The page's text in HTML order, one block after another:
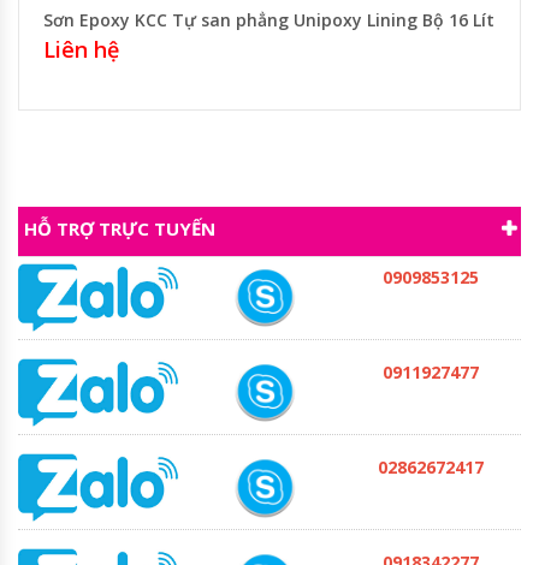
Sơn Epoxy KCC Tự san phẳng Unipoxy Lining Bộ 16 Lít
Liên hệ
HỖ TRỢ TRỰC TUYẾN
0909853125
0911927477
02862672417